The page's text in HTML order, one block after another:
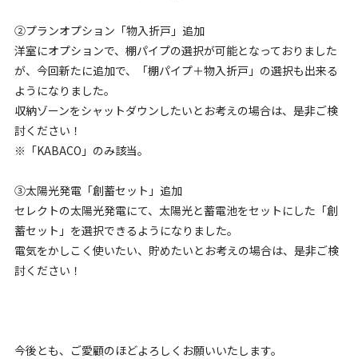
②プランオプション「物入折戸」追加
洋室にオプションで、棚パイプの選択が可能となっておりました
が、今回新たに追加で、「棚パイプ＋物入折戸」の選択も出来る
ようになりました。
収納ゾーンをシャットダウンしたいとお考えの場合は、是非ご検
討ください！
※「KABACO」のみ該当。
③太陽光発電「創蓄セット」追加
セレクトの太陽光発電にて、太陽光と蓄電池をセットにした「創
蓄セット」を選択できるようになりました。
電気をかしこく使いたい、貯めたいとお考えの場合は、是非ご検
討ください！
今後とも、ご愛顧のほどよろしくお願いいたします。